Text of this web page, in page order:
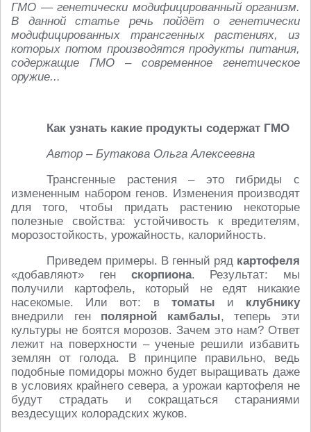
ГМО — генетически модифицированный организм.
В данной статье речь пойдёт о генетически
модифицированных трансгенных растениях, из
которых потом производятся продукты питания,
содержащие ГМО – современное генетическое
оружие...
Как узнать какие продукты содержат ГМО
Автор – Бутакова Ольга Алексеевна
Трансгенные растения – это гибриды с
измененным набором генов. Изменения производят
для того, чтобы придать растению некоторые
полезные свойства: устойчивость к вредителям,
морозостойкость, урожайность, калорийность.
Приведем примеры. В генный ряд картофеля
«добавляют» ген скорпиона. Результат: мы
получили картофель, который не едят никакие
насекомые. Или вот: в томаты и клубнику
внедрили ген полярной камбалы, теперь эти
культуры не боятся морозов. Зачем это нам? Ответ
лежит на поверхности – ученые решили избавить
землян от голода. В принципе правильно, ведь
подобные помидоры можно будет выращивать даже
в условиях крайнего севера, а урожаи картофеля не
будут страдать и сокращаться стараниями
вездесущих колорадских жуков.